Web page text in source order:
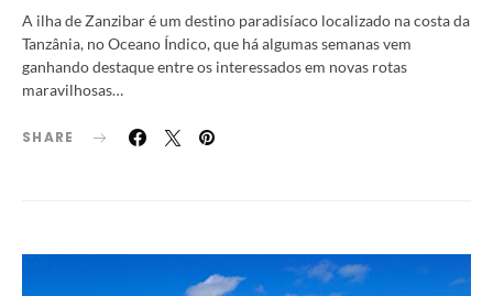
A ilha de Zanzibar é um destino paradisíaco localizado na costa da
Tanzânia, no Oceano Índico, que há algumas semanas vem
ganhando destaque entre os interessados em novas rotas
maravilhosas…
SHARE